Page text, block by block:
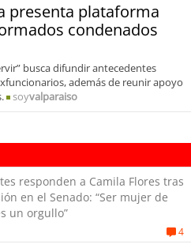
presenta plataforma
condenados
busca difundir antecedentes
además de reunir apoyo
soyvalparaiso
responden a Camila Flores tras
en el Senado: “Ser mujer de
un orgullo”
4